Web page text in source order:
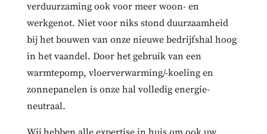
verduurzaming ook voor meer woon- en
werkgenot. Niet voor niks stond duurzaamheid
bij het bouwen van onze nieuwe bedrijfshal hoog
in het vaandel. Door het gebruik van een
warmtepomp, vloerverwarming/-koeling en
zonnepanelen is onze hal volledig energie-
neutraal.